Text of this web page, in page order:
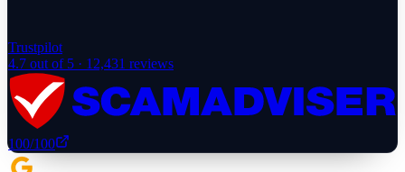
Trustpilot
4.7 out of 5 · 12,431 reviews
100/100